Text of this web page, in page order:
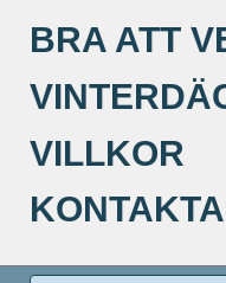
BRA ATT
VILLKOR